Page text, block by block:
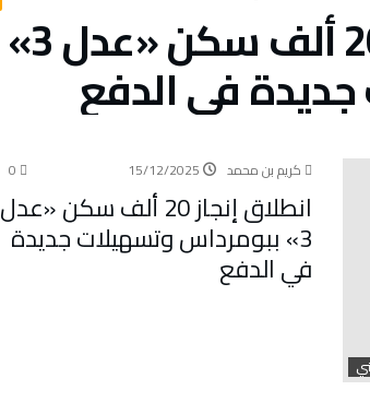
انطلاق إنجاز 20 ألف سكن «عدل 3»
في الدفع
كريم بن محمد 15/12/2025
انطلاق إنجاز 20 ألف سكن «عدل
3» ببومرداس وتسهيلات جديدة
في الدفع